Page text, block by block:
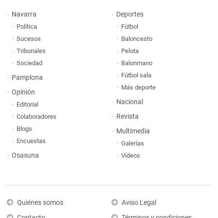
Navarra
Política
Sucesos
Tribunales
Sociedad
Pamplona
Opinión
Editorial
Colaboradores
Blogs
Encuestas
Osasuna
Deportes
Fútbol
Baloncesto
Pelota
Balonmano
Fútbol sala
Más deporte
Nacional
Revista
Multimedia
Galerías
Vídeos
Quiénes somos
Aviso Legal